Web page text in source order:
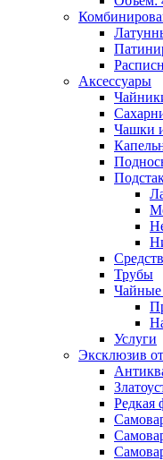
Аксессуары
Чашки
Трубы
Чайные
Услуги
Эксклюзив
Редкая